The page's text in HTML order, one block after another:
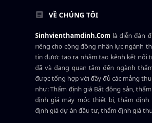
VỀ CHÚNG TÔI
Sinhvienthamdinh.Com là diễn đàn
riêng cho cộng đồng nhân lực ngành
tin được tạo ra nhằm tạo kênh kết nối
đã và đang quan tâm đến ngành
được tổng hợp với đầy đủ các mảng
như: Thẩm định giá Bất động sản,
định giá máy móc thiết bị, thẩm định
định giá dự án đầu tư, thẩm định giá